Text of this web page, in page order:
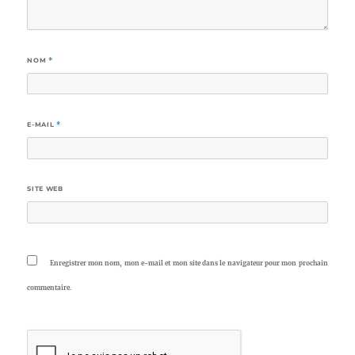
NOM *
E-MAIL *
SITE WEB
Enregistrer mon nom, mon e-mail et mon site dans le navigateur pour mon prochain
commentaire.